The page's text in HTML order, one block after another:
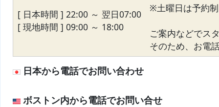
[ 日本時間 ] 22:00 ～ 翌日07:00
[ 現地時間 ] 09:00 ～ 18:00
※土曜日は予約制
ご案内などでス
そのため、お電
日本から電話でお問い合わせ
ボストン内から電話でお問い合せ